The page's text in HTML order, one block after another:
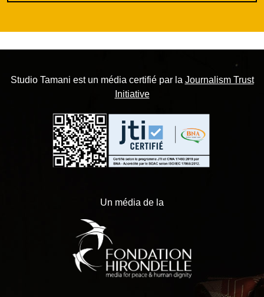
Studio Tamani est un média certifié par la Journalism Trust
Initiative
Un média de la